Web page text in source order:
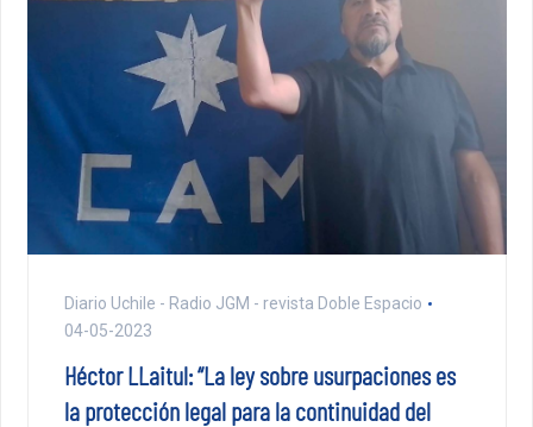
Diario Uchile - Radio JGM - revista Doble Espacio
04-05-2023
Héctor LLaitul: “La ley sobre usurpaciones es
la protección legal para la continuidad del